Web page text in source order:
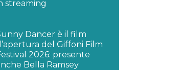
streaming
Dancer è il film
del Giffoni Film
2026: presente
Bella Ramsey